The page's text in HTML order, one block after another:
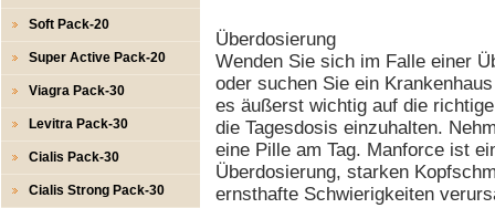
Soft Pack-20
Super Active Pack-20
Viagra Pack-30
Levitra Pack-30
Cialis Pack-30
Cialis Strong Pack-30
Überdosierung
Wenden Sie sich im Falle einer
oder suchen Sie ein
es äußerst wichtig auf die
die Tagesdosis einzuhalten.
eine Pille am Tag. Manforce ist
Überdosierung, starken
ernsthafte Schwierigkeiten